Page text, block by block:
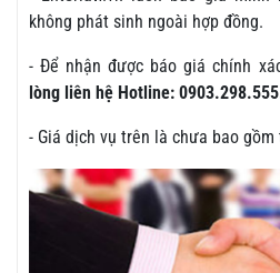
không phát sinh ngoài hợp đồng.
- Để nhận được báo giá chính
lòng liên hệ Hotline:
- Giá dịch vụ trên là chưa bao